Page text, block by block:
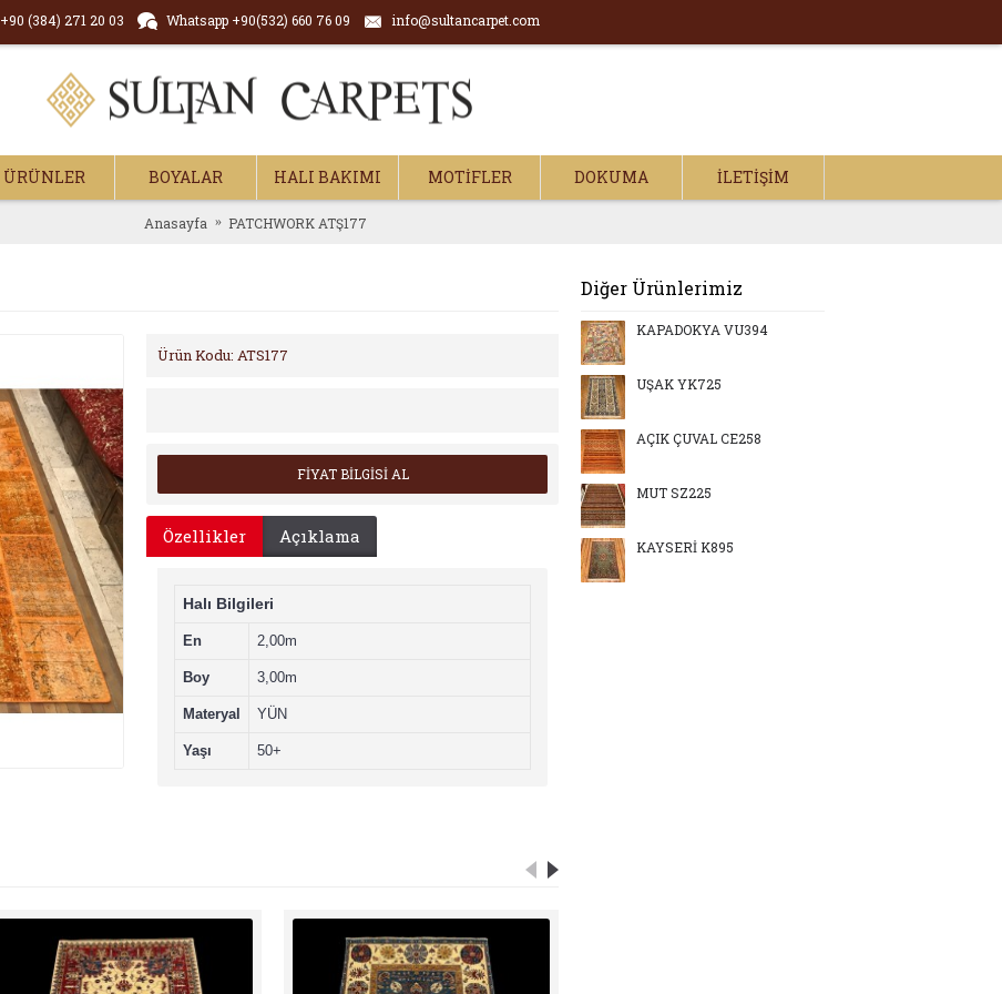
+90 (384) 271 20 03 Whatsapp +90(532) 660 76 09 info@sultancarpet.com
ÜRÜNLER BOYALAR HALI BAKIMI MOTİFLER DOKUMA İLETIŞIM
Anasayfa PATCHWORK ATŞ177
Diğer Ürünlerimiz
KAPADOKYA VU394
UŞAK YK725
AÇIK ÇUVAL CE258
MUT SZ225
KAYSERİ K895
Ürün Kodu: ATS177
FİYAT BİLGİSİ AL
Özellikler Açıklama
Halı Bilgileri
En 2,00m
Boy 3,00m
Materyal YÜN
Yaşı 50+